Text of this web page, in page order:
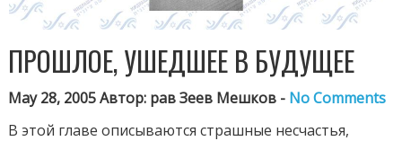
ПРОШЛОЕ, УШЕДШЕЕ В БУДУЩЕЕ
May 28, 2005 Автор: рав Зеев Мешков - No Comments
В этой главе описываются страшные несчастья,